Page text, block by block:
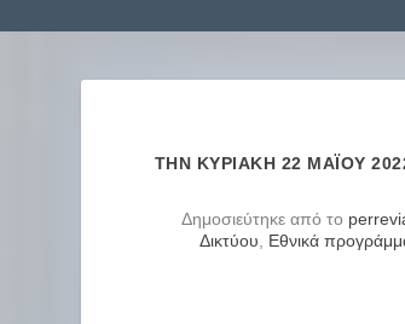
ΤΗΝ ΚΥΡΙΑΚΉ 22 ΜΑΪ́ΟΥ
Δημοσιεύτηκε από το
Δικτύου
Εθνικά